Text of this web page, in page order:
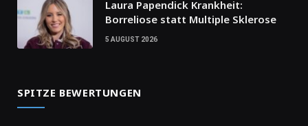
Laura Papendick Krankheit:
Borreliose statt Multiple Sklerose
5 AUGUST 2026
SPITZE BEWERTUNGEN